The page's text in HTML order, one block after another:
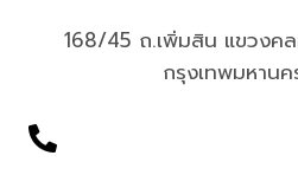
168/45 ถ.เพิ่มสิน แขวงค
กรุงเทพมหาน